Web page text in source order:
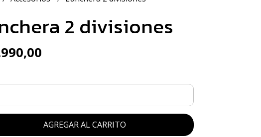
2 divisiones
AGREGAR AL CARRITO